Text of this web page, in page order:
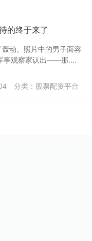
的终于来了
动。照片中的男子面容
事观察家认出——那....
分类： 股票配资平台